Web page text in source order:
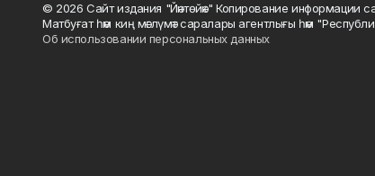
© 2026 Сайт издания "Йәнтөйәк" Копирование информации
Матбуғат һәм киң мәғлүмәт саралары агентлығы һәм
Об использовании персональных данных